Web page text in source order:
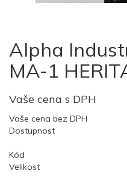
Alpha
MA-1
Vaše cena s DPH
Vaše cena bez DPH
Dostupnost
Kód
Velikost